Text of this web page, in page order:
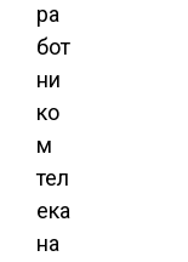
ра
бот
ни
ко
м
тел
ека
на